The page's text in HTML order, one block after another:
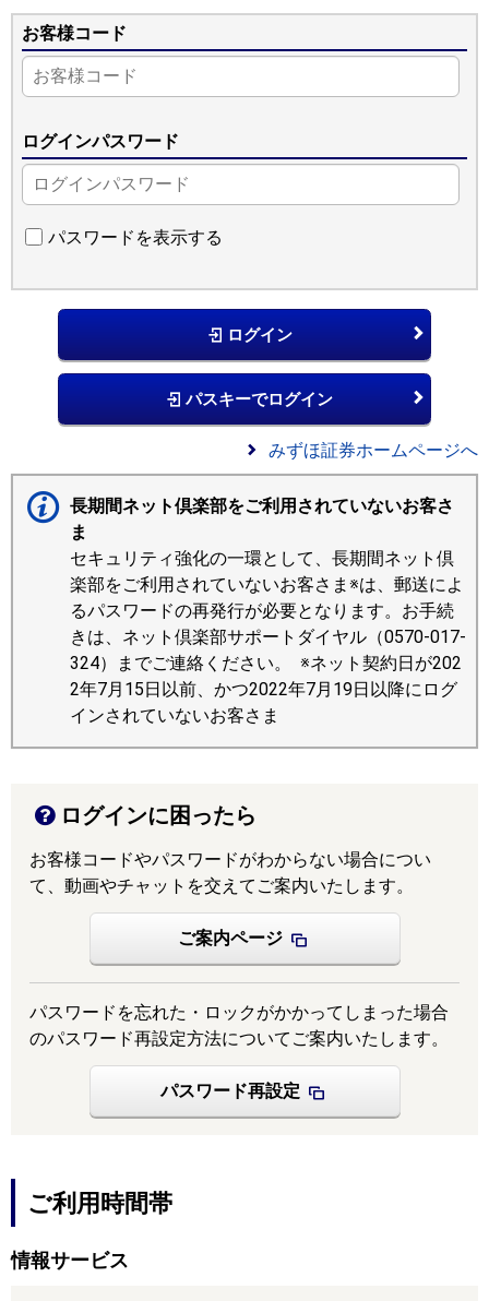
お客様コード
ログインパスワード
パスワードを表示する
ログイン
パスキーでログイン
みずほ証券ホームページへ
長期間ネット倶楽部をご利用されていないお客さ
ま
セキュリティ強化の一環として、長期間ネット倶
楽部をご利用されていないお客さま※は、郵送によ
るパスワードの再発行が必要となります。お手続
きは、ネット倶楽部サポートダイヤル（0570-017-
324）までご連絡ください。 ※ネット契約日が202
2年7月15日以前、かつ2022年7月19日以降にログ
インされていないお客さま
ログインに困ったら
お客様コードやパスワードがわからない場合につい
て、動画やチャットを交えてご案内いたします。
ご案内ページ
パスワードを忘れた・ロックがかかってしまった場合
のパスワード再設定方法についてご案内いたします。
パスワード再設定
ご利用時間帯
情報サービス